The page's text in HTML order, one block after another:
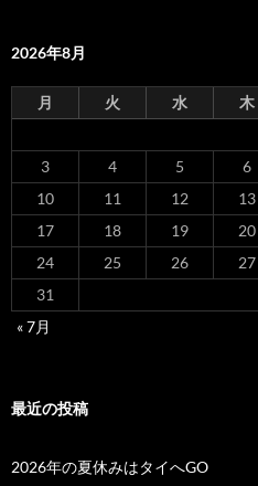
2026年8月
月 火 水 木
3
4 5 6
10
11 12 13
17
18 19 20
24
25 26 27
31
« 7月
最近の投稿
2026年の夏休みはタイへGO